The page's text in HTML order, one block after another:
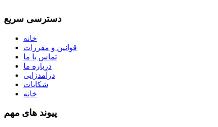
دسترسی سریع
خانه
قوانین و مقررات
تماس با ما
درباره ما
درآمدزایی
شکایات
خانه
پیوند های مهم